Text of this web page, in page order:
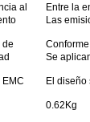
al
Entre la
Las
de
Se
EMC El diseño
0.62Kg